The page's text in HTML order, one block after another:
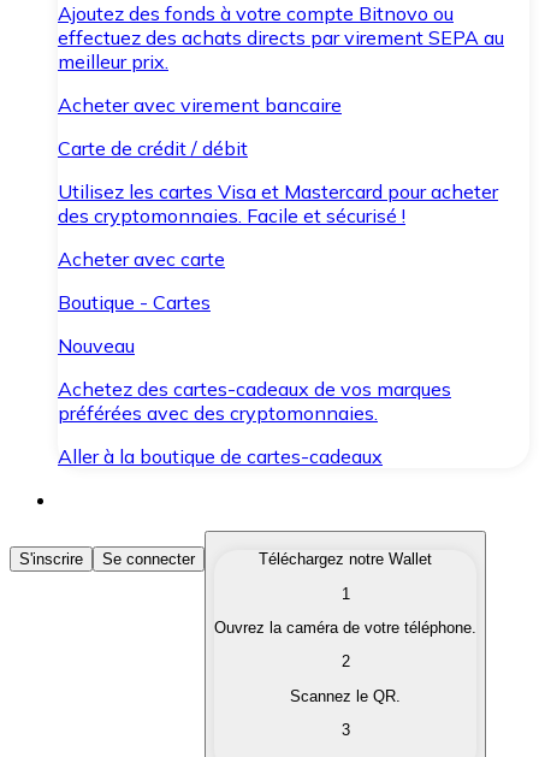
Ajoutez des fonds à votre compte Bitnovo ou
effectuez des achats directs par virement SEPA au
meilleur prix.
Acheter avec virement bancaire
Carte de crédit / débit
Utilisez les cartes Visa et Mastercard pour acheter
des cryptomonnaies. Facile et sécurisé !
Acheter avec carte
Boutique - Cartes
Nouveau
Achetez des cartes-cadeaux de vos marques
préférées avec des cryptomonnaies.
Aller à la boutique de cartes-cadeaux
Acheter des Cryptomonnaies
Achetez les cryptomonnaies qui vous intéressent
Convertissez vos cryptomonnaies en monnaie
S'inscrire Se connecter
Téléchargez notre Wallet
1
Ouvrez la caméra de votre téléphone.
2
Scannez le QR.
3